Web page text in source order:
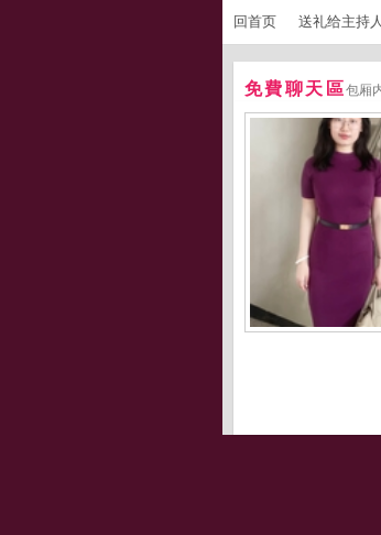
回首页 送礼给主持人
免費聊天區包厢